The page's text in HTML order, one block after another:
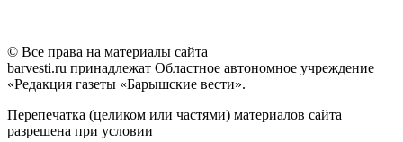
© Все права на материалы сайта
barvesti.ru принадлежат Областное автономное учреждение
«Редакция газеты «Барышские вести».
Перепечатка (целиком или частями) материалов сайта
разрешена при условии